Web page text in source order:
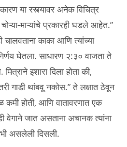
या रस्त्यावर अनेक विचित्र
माऱ्यांचे प्रकारही घडले आहेत.”
चालवताना काका आणि त्यांच्या
घेतला. साधारण २:३० वाजता ते
इशारा दिला होता की,
गाडी थांबवू नकोस.” ते लक्षात ठेवून
कमी होती, आणि वातावरणात एक
वेगाने जात असताना अचानक त्यांना
असलेली दिसली.